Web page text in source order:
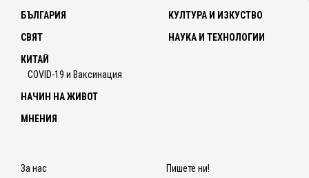
БЪЛГАРИЯ
СВЯТ
КИТАЙ
COVID-19 и Ваксинация
КУЛТУРА И ИЗКУСТВО
НАУКА И ТЕХНОЛОГИИ
НАЧИН НА ЖИВОТ
МНЕНИЯ
За нас Пишете ни!